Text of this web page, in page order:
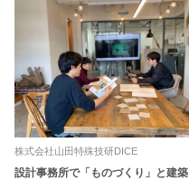
株式会社山田特殊技研DICE
設計事務所で「ものづくり」と建築